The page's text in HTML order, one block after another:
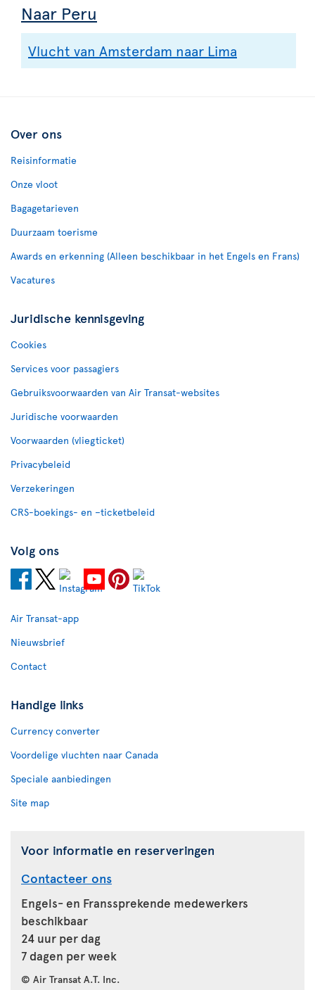
Naar Peru
Vlucht van Amsterdam naar Lima
Over ons
Reisinformatie
Onze vloot
Bagagetarieven
Duurzaam toerisme
Awards en erkenning (Alleen beschikbaar in het Engels en Frans)
Vacatures
Juridische kennisgeving
Cookies
Services voor passagiers
Gebruiksvoorwaarden van Air Transat-websites
Juridische voorwaarden
Voorwaarden (vliegticket)
Privacybeleid
Verzekeringen
CRS-boekings- en –ticketbeleid
Volg ons
Air Transat-app
Nieuwsbrief
Contact
Handige links
Currency converter
Voordelige vluchten naar Canada
Speciale aanbiedingen
Site map
Voor informatie en reserveringen
Contacteer ons
Engels- en Franssprekende medewerkers
beschikbaar
24 uur per dag
7 dagen per week
© Air Transat A.T. Inc.